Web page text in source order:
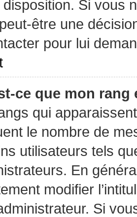
disposition. Si vous
être une
pour lui
ce que mon
qui
le nombre de
utilisateurs tels
En
modifier
Si